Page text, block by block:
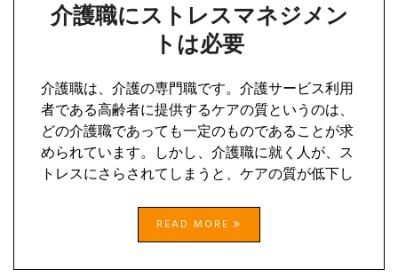
介護職にストレスマネジメン
トは必要
介護職は、介護の専門職です。介護サービス利用
者である高齢者に提供するケアの質というのは、
どの介護職であっても一定のものであることが求
められています。しかし、介護職に就く人が、ス
トレスにさらされてしまうと、ケアの質が低下し
READ MORE